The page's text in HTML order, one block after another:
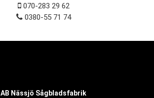
070-283 29 62
0380-55 71 74
AB Nässjö Sågbladsfabrik